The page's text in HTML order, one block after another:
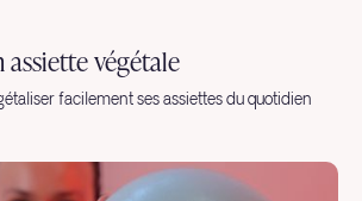
végétale
facilement ses assiettes du quotidien